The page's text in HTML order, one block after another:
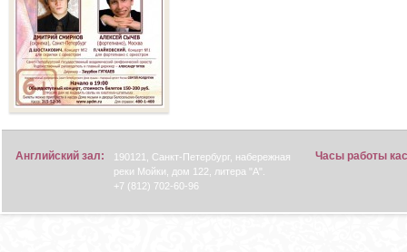
Английский зал:
190121, Санкт-Петербург, набережная
реки Мойки, дом 122, литера "А".
+7 (812) 702-60-96
Часы работы